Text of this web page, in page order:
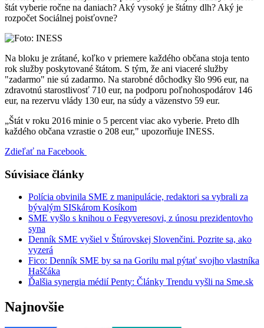
štát vyberie ročne na daniach? Aký vysoký je štátny dlh? Aký je
rozpočet Sociálnej poisťovne?
Na bloku je zrátané, koľko v priemere každého občana stoja tento
rok služby poskytované štátom. S tým, že ani viaceré služby
"zadarmo" nie sú zadarmo. Na starobné dôchodky šlo 996 eur, na
zdravotnú starostlivosť 710 eur, na podporu poľnohospodárov 146
eur, na rezervu vlády 130 eur, na súdy a väzenstvo 59 eur.
„Štát v roku 2016 minie o 5 percent viac ako vyberie. Preto dlh
každého občana vzrastie o 208 eur," upozorňuje INESS.
Zdieľať na Facebook
Súvisiace články
Polícia obvinila SME z manipulácie, redaktori sa vybrali za
bývalým SISkárom Kosíkom
SME vyšlo s knihou o Fegyveresovi, z únosu prezidentovho
syna
Denník SME vyšiel v Štúrovskej Slovenčini. Pozrite sa, ako
vyzerá
Fico: Denník SME by sa na Gorilu mal pýtať svojho vlastníka
Haščáka
Ďalšia synergia médií Penty: Články Trendu vyšli na Sme.sk
Najnovšie